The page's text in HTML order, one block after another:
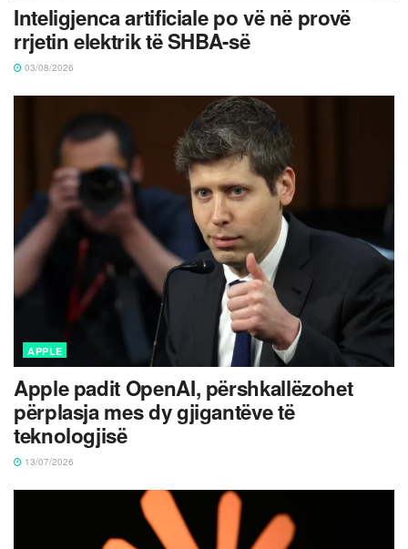
Inteligjenca artificiale po vë në provë
rrjetin elektrik të SHBA-së
03/08/2026
APPLE
Apple padit OpenAI, përshkallëzohet
përplasja mes dy gjigantëve të
teknologjisë
13/07/2026